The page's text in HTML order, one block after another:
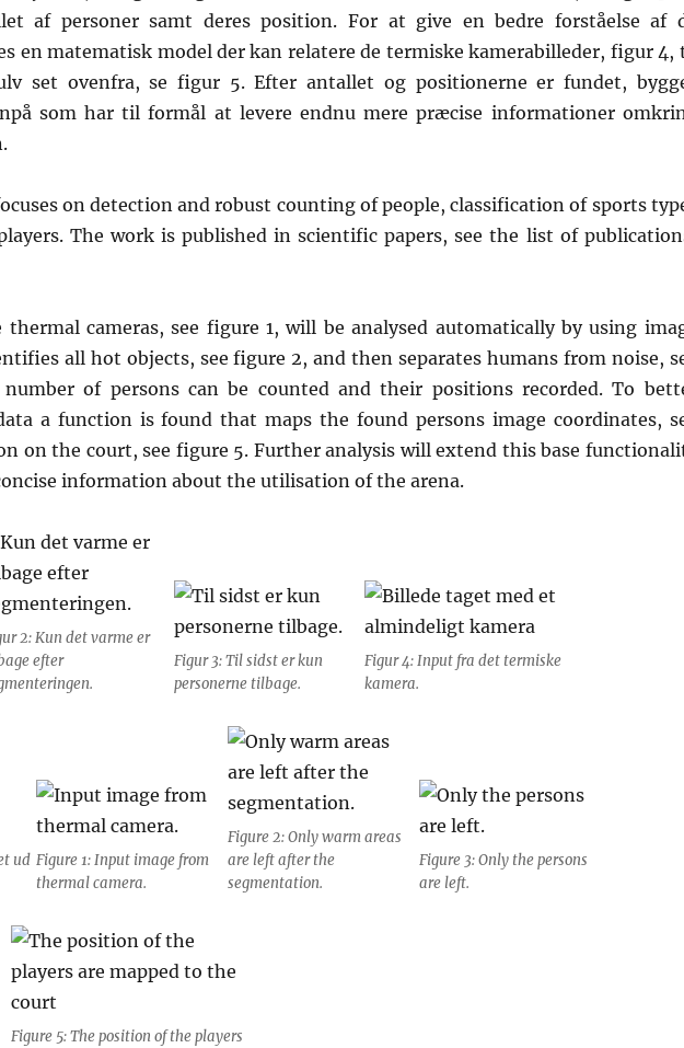
af personer samt deres position. For at give en bedre forståelse af
en matematisk model der kan relatere de termiske kamerabilleder, figur 4,
set ovenfra, se figur 5. Efter antallet og positionerne er fundet,
som har til formål at levere endnu mere præcise informationer
on detection and robust counting of people, classification of sports
The work is published in scientific papers, see the list of
cameras, see figure 1, will be analysed automatically by using
all hot objects, see figure 2, and then separates humans from noise,
of persons can be counted and their positions recorded. To
a function is found that maps the found persons image coordinates,
on the court, see figure 5. Further analysis will extend this base
information about the utilisation of the arena.
2: Kun det varme er
efter
Figur 3: Til sidst er kun
personerne tilbage.
Figur 4: Input fra det termiske
kamera.
ud Figure 1: Input image from
thermal camera.
Figure 2: Only warm areas
are left after the
segmentation.
Figure 3: Only the persons
are left.
Figure 5: The position of the players